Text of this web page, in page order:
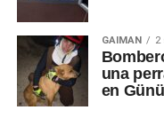
GAIMAN 2
una
en